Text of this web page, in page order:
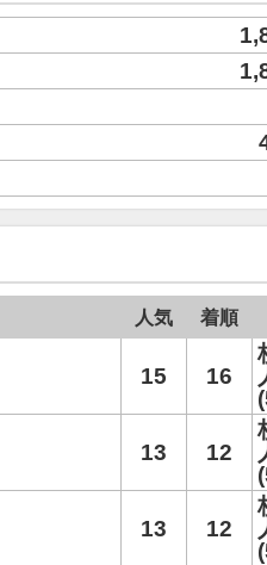
人気 着順
15 16
13 12
13 12